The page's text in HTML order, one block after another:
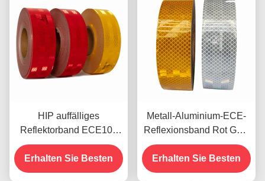
HIP auffälliges
Reflektorband ECE104
für den Außenbereich
eines Lkw
Erhalten Sie Besten
Metall-Aluminium-ECE-
Reflexionsband Rot Gelb
Weiß für Anhänger
Erhalten Sie Besten